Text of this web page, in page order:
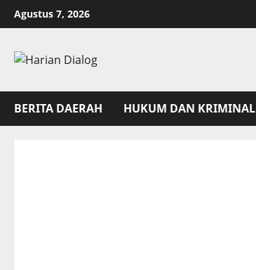
Skip
to
Agustus 7, 2026
BERITA DAERAH HUKUM DAN KRIMINAL